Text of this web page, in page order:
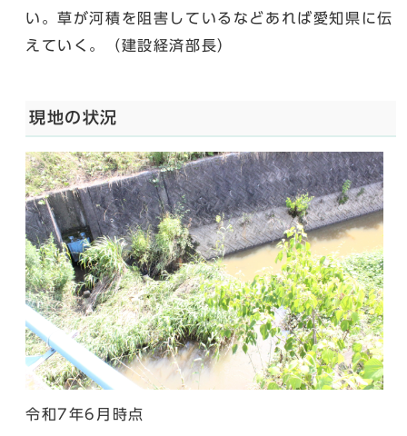
い。草が河積を阻害しているなどあれば愛知県に伝
えていく。（建設経済部長）
現地の状況
令和7年6月時点